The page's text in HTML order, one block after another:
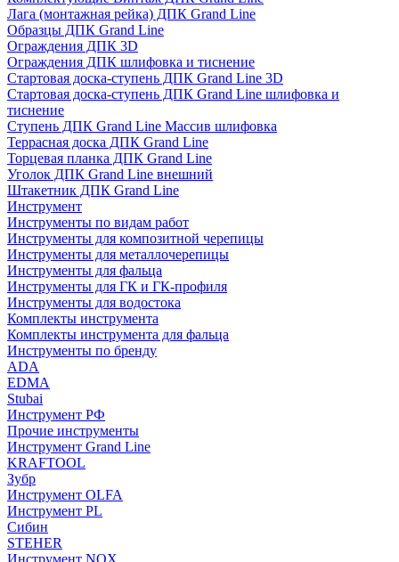
Лага (монтажная рейка) ДПК Grand Line
Образцы ДПК Grand Line
Ограждения ДПК 3D
Ограждения ДПК шлифовка и тиснение
Стартовая доска-ступень ДПК Grand Line 3D
Стартовая доска-ступень ДПК Grand Line шлифовка и
тиснение
Ступень ДПК Grand Line Массив шлифовка
Террасная доска ДПК Grand Line
Торцевая планка ДПК Grand Line
Уголок ДПК Grand Line внешний
Штакетник ДПК Grand Line
Инструмент
Инструменты по видам работ
Инструменты для композитной черепицы
Инструменты для металлочерепицы
Инструменты для фальца
Инструменты для ГК и ГК-профиля
Инструменты для водостока
Комплекты инструмента
Комплекты инструмента для фальца
Инструменты по бренду
ADA
EDMA
Stubai
Инструмент РФ
Прочие инструменты
Инструмент Grand Line
KRAFTOOL
Зубр
Инструмент OLFA
Инструмент PL
Сибин
STEHER
Инструмент NOX